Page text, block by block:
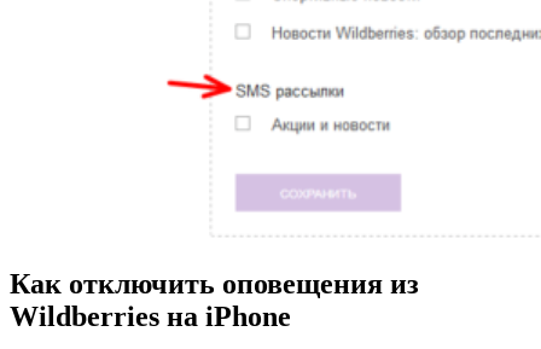
Как отключить оповещения из
Wildberries на iPhone